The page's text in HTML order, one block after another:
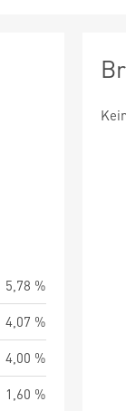
5,78 %
4,07 %
4,00 %
1,60 %